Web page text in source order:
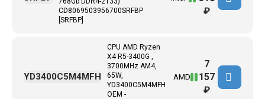
CD8069503956700SRFBP
[SRFBP]
₽
CPU AMD Ryzen
X4 R5-3400G ,
3700MHz AM4,
65W,
YD3400C5M4MFH
ОЕМ -
AMD
YD3400C5M4MFH
7
157
₽